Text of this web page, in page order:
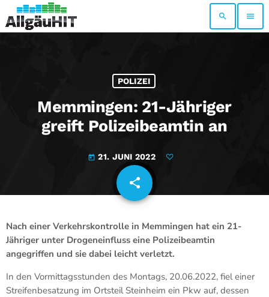
search menu
POLIZEI
Memmingen: 21-Jähriger
greift Polizeibeamtin an
today 21. JUNI 2022
share
email
Nach einer Verkehrskontrolle in Memmingen hat ein 21-
Jähriger unter Drogeneinfluss eine Polizeibeamtin
angegriffen und sie dabei leicht verletzt.
In den Vormittagsstunden des Montags, 20.06.2022, fiel einer
Streifenbesatzung im Ortsteil Steinheim ein Pkw auf, dessen